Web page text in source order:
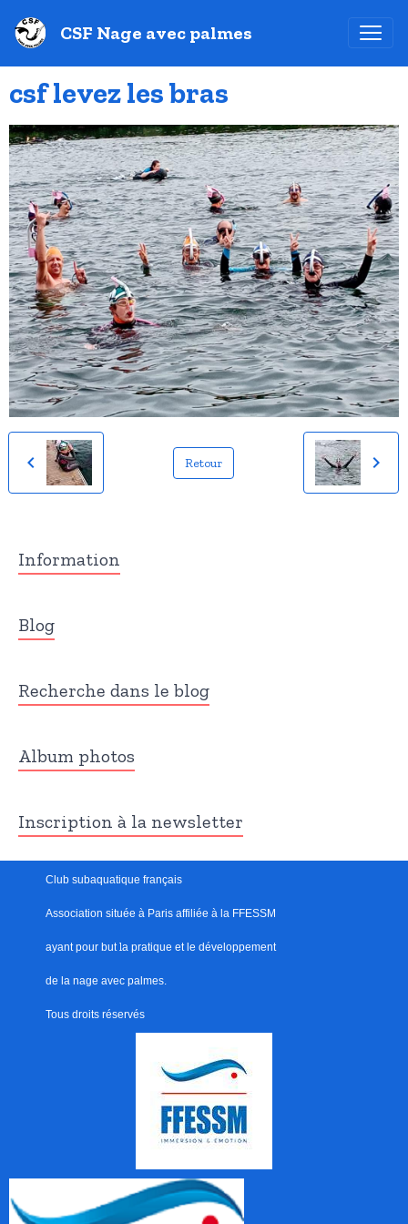
CSF Nage avec palmes
csf levez les bras
Retour
Information
Blog
Recherche dans le blog
Album photos
Inscription à la newsletter
Club subaquatique français
Association située à Paris affiliée à la FFESSM
ayant pour but la pratique et le développement
de la nage avec palmes.
Tous droits réservés